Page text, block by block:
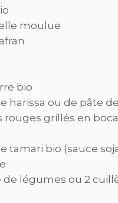
moulue
bio
harissa ou de pâte
rouges grillés en
tamari bio (sauce
de légumes ou 2